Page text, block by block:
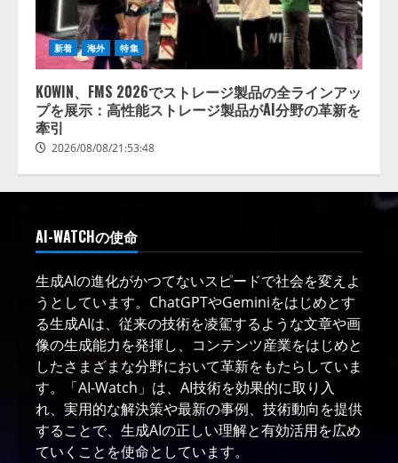
新着 海外 特集
KOWIN、FMS 2026でストレージ製品の全ラインアッ
プを展示：高性能ストレージ製品がAI分野の革新を
牽引
2026/08/08/21:53:48
AI-WATCHの使命
生成AIの進化がかつてないスピードで社会を変えよ
うとしています。ChatGPTやGeminiをはじめとす
る生成AIは、従来の技術を凌駕するような文章や画
像の生成能力を発揮し、コンテンツ産業をはじめと
したさまざまな分野において革新をもたらしていま
す。「AI-Watch」は、AI技術を効果的に取り入
れ、実用的な解決策や最新の事例、技術動向を提供
することで、生成AIの正しい理解と有効活用を広め
ていくことを使命としています。